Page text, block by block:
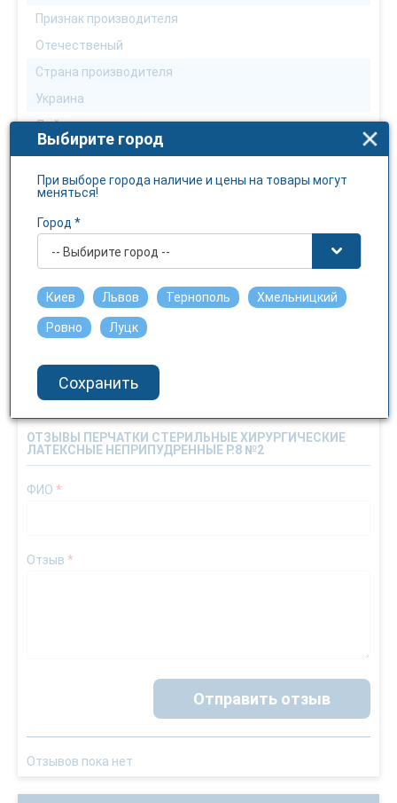
Признак производителя
Отечественый
Страна производителя
Украина
Действующее вещество
рукавицы
Условия отпуска
Температура хранения
не выше 25 С
Чуствительность к свету
Нет
ОТЗЫВЫ
ОТЗЫВЫ ПЕРЧАТКИ СТЕРИЛЬНЫЕ ХИРУРГИЧЕСКИЕ
ЛАТЕКСНЫЕ НЕПРИПУДРЕННЫЕ Р.8 №2
ФИО *
Отзыв *
Отправить отзыв
Отзывов пока нет
Выбирите город
При выборе города наличие и цены на товары могут
меняться!
Город *
-- Выбирите город --
Киев Львов Тернополь Хмельницкий
Ровно Луцк
Сохранить